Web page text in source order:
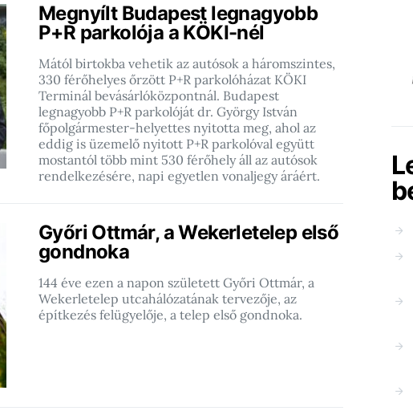
Megnyílt Budapest legnagyobb
P+R parkolója a KÖKI-nél
Mától birtokba vehetik az autósok a háromszintes,
330 férőhelyes őrzött P+R parkolóházat KÖKI
Terminál bevásárlóközpontnál. Budapest
legnagyobb P+R parkolóját dr. György István
főpolgármester-helyettes nyitotta meg, ahol az
eddig is üzemelő nyitott P+R parkolóval együtt
mostantól több mint 530 férőhely áll az autósok
rendelkezésére, napi egyetlen vonaljegy áráért.
Győri Ottmár, a Wekerletelep első
gondnoka
144 éve ezen a napon született Győri Ottmár, a
Wekerletelep utcahálózatának tervezője, az
építkezés felügyelője, a telep első gondnoka.